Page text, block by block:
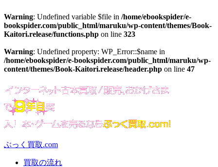
Warning: Undefined variable $file in /home/ebookspider/e-
bookspider.com/public_html/maruku/wp-content/themes/Book-
Kaitori.release/functions.php on line 323
Warning: Undefined property: WP_Error::$name in
/home/ebookspider/e-bookspider.com/public_html/maruku/wp-
content/themes/Book-Kaitori.release/header.php on line 47
ぶっく買取.com
買取の流れ